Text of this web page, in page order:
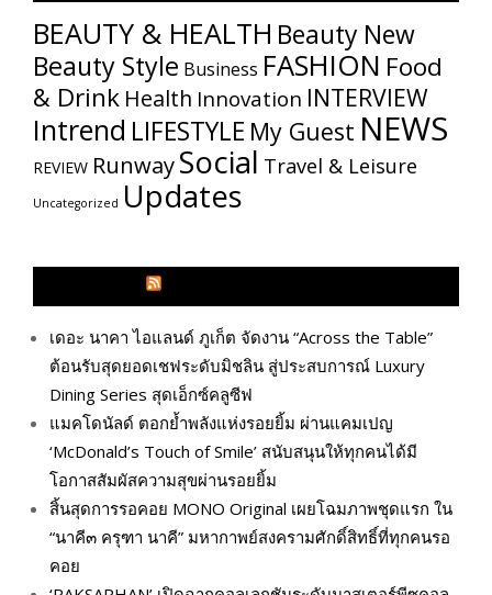
BEAUTY & HEALTH Beauty New
Beauty Style Business FASHION Food
& Drink Health Innovation INTERVIEW
Intrend LIFESTYLE My​ Guest NEWS
REVIEW RunwaySocial Travel & Leisure
Uncategorized Updates
เดอะ นาคา ไอแลนด์ ภูเก็ต จัดงาน “Across the Table”
ต้อนรับสุดยอดเชฟระดับมิชลิน สู่ประสบการณ์ Luxury
Dining Series สุดเอ็กซ์คลูซีฟ
แมคโดนัลด์ ตอกย้ำพลังแห่งรอยยิ้ม ผ่านแคมเปญ
‘McDonald’s Touch of Smile’ สนับสนุนให้ทุกคนได้มี
โอกาสสัมผัสความสุขผ่านรอยยิ้ม
สิ้นสุดการรอคอย MONO Original เผยโฉมภาพชุดแรก ใน
“นาคี๓ ครุฑา นาคี” มหากาพย์สงครามศักดิ์สิทธิ์ที่ทุกคนรอ
คอย